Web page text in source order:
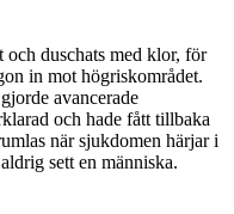
och duschats med klor, för
in mot högriskområdet.
avancerade
och hade fått tillbaka
när sjukdomen härjar i
sett en människa.